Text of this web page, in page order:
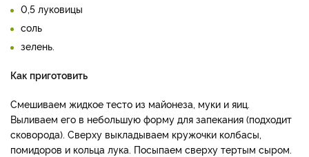
0,5 луковицы
соль
зелень.
Как приготовить
Смешиваем жидкое тесто из майонеза, муки и яиц.
Выливаем его в небольшую форму для запекания (подходит
сковорода). Сверху выкладываем кружочки колбасы,
помидоров и кольца лука. Посыпаем сверху тертым сыром.